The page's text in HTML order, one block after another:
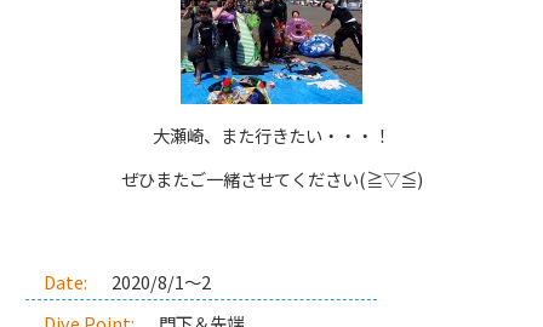
大瀬崎、また行きたい・・・！
ぜひまたご一緒させてください(≧▽≦)
Date:
2020/8/1～2